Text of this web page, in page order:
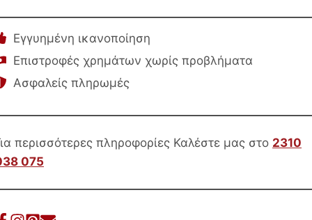
Εγγυημένη ικανοποίηση
Επιστροφές χρημάτων χωρίς προβλήματα
Ασφαλείς πληρωμές
περισσότερες πληροφορίες Καλέστε μας στο 2310
075